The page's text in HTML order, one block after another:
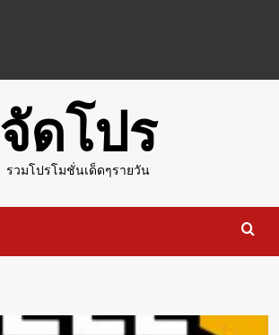
จัดโปร
รวมโปรโมชั่นเด็ดๆรายวัน